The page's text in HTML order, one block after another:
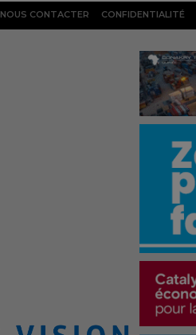
NOUS CONTACTER CONFIDENTIALITÉ